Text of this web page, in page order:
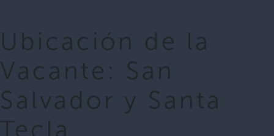
Ubicación de la
Vacante: San
Salvador y Santa
Tecla